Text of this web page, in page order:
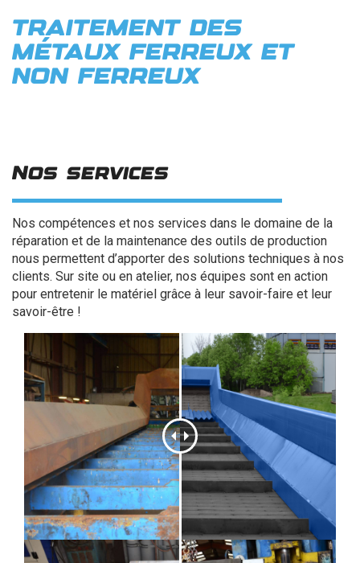
TRAITEMENT DES
MÉTAUX FERREUX ET
NON FERREUX
Nos services
Nos compétences et nos services dans le domaine de la
réparation et de la maintenance des outils de production
nous permettent d’apporter des solutions techniques à nos
clients. Sur site ou en atelier, nos équipes sont en action
pour entretenir le matériel grâce à leur savoir-faire et leur
savoir-être !